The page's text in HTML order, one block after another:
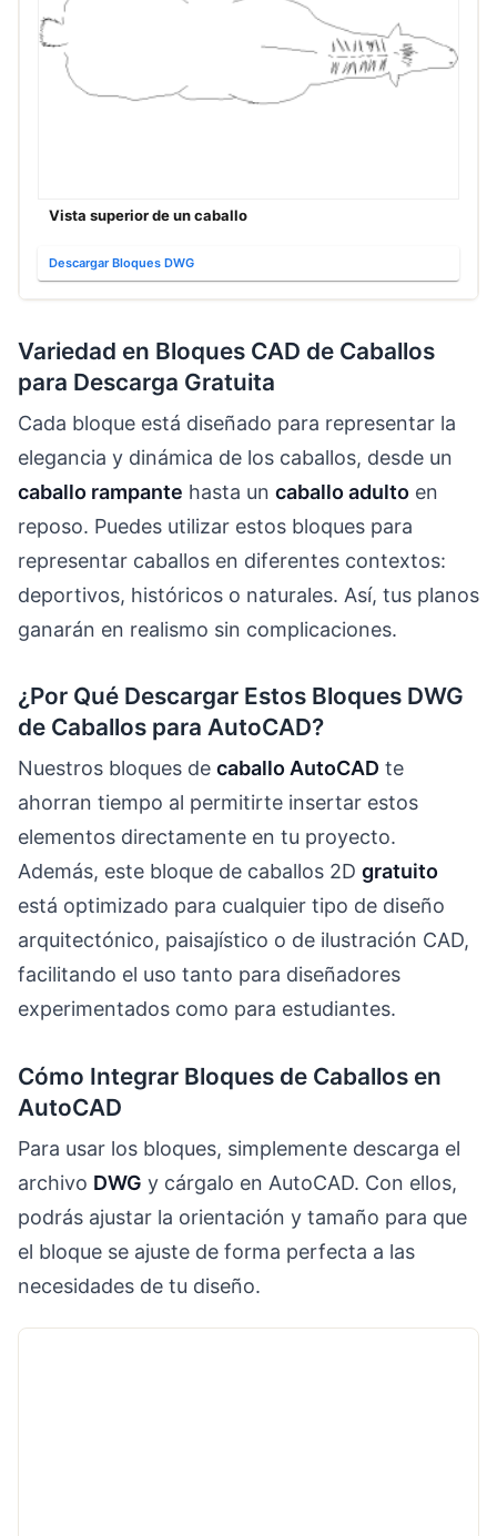
Vista superior de un caballo
Descargar Bloques DWG
Variedad en Bloques CAD de Caballos
para Descarga Gratuita
Cada bloque está diseñado para representar la
elegancia y dinámica de los caballos, desde un
caballo rampante hasta un caballo adulto en
reposo. Puedes utilizar estos bloques para
representar caballos en diferentes contextos:
deportivos, históricos o naturales. Así, tus planos
ganarán en realismo sin complicaciones.
¿Por Qué Descargar Estos Bloques DWG
de Caballos para AutoCAD?
Nuestros bloques de caballo AutoCAD te
ahorran tiempo al permitirte insertar estos
elementos directamente en tu proyecto.
Además, este bloque de caballos 2D gratuito
está optimizado para cualquier tipo de diseño
arquitectónico, paisajístico o de ilustración CAD,
facilitando el uso tanto para diseñadores
experimentados como para estudiantes.
Cómo Integrar Bloques de Caballos en
AutoCAD
Para usar los bloques, simplemente descarga el
archivo DWG y cárgalo en AutoCAD. Con ellos,
podrás ajustar la orientación y tamaño para que
el bloque se ajuste de forma perfecta a las
necesidades de tu diseño.